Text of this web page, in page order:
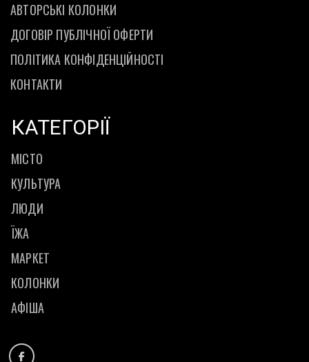
АВТОРСЬКІ КОЛОНКИ
ДОГОВІР ПУБЛІЧНОЇ ОФЕРТИ
ПОЛІТИКА КОНФІДЕНЦІЙНОСТІ
КОНТАКТИ
КАТЕГОРІЇ
МІСТО
КУЛЬТУРА
ЛЮДИ
ЇЖА
МАРКЕТ
КОЛОНКИ
АФІША